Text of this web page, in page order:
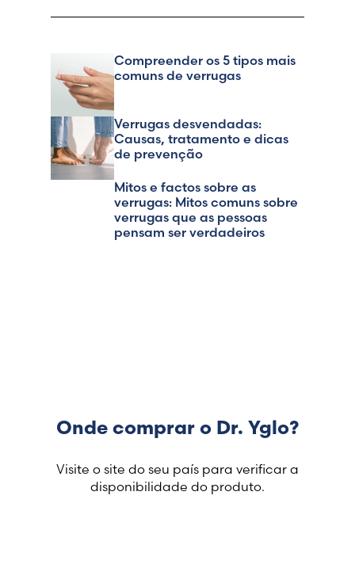
Compreender os 5 tipos mais
comuns de verrugas
Verrugas desvendadas:
Causas, tratamento e dicas
de prevenção
Mitos e factos sobre as
verrugas: Mitos comuns sobre
verrugas que as pessoas
pensam ser verdadeiros
Onde comprar o Dr. Yglo?
Visite o site do seu país para verificar a
disponibilidade do produto.